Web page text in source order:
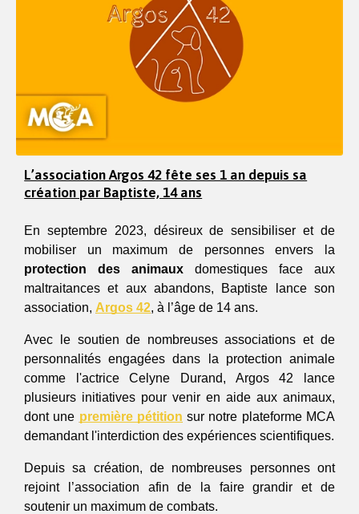
L’association Argos 42 fête ses 1 an depuis sa
création par Baptiste, 14 ans
En septembre 2023, désireux de sensibiliser et de
mobiliser un maximum de personnes envers la
protection des animaux domestiques face aux
maltraitances et aux abandons, Baptiste lance son
association, Argos 42, à l’âge de 14 ans.
Avec le soutien de nombreuses associations et de
personnalités engagées dans la protection animale
comme l'actrice Celyne Durand, Argos 42 lance
plusieurs initiatives pour venir en aide aux animaux,
dont une première pétition sur notre plateforme MCA
demandant l'interdiction des expériences scientifiques.
Depuis sa création, de nombreuses personnes ont
rejoint l’association afin de la faire grandir et de
soutenir un maximum de combats.